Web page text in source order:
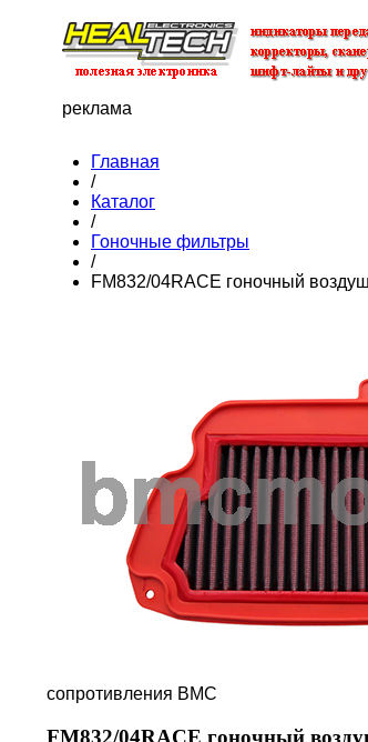
реклама
Главная
/
Каталог
/
Гоночные фильтры
/
FM832/04RACE гоночный
сопротивления BMC
FM832/04RACE гоночный